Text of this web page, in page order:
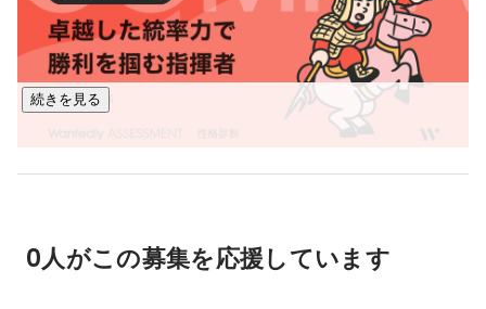
・sansan主催ピッチコンテスト「Climbers Startup JAPAN
EXPO 2023」優勝
https://youtu.be/63BgGTuH8Ag
・テッククランチスタートアップバトルファイナリスト
・グロービス主催「G-STARTUP」採択
・クラウドファンディング「FUNDINNO（ファンディー
1年で契約社数50社、管理戸数30万部屋以上
続きを見る
0人がこの募集を応援しています